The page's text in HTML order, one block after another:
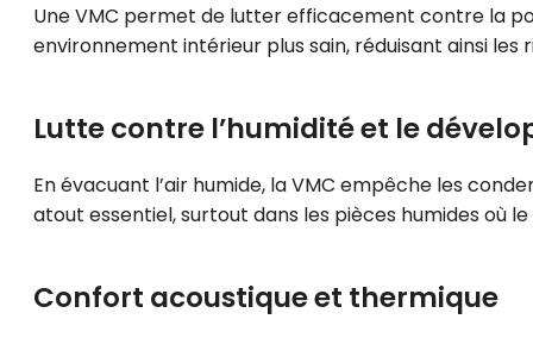
Une VMC permet de lutter efficacement contre la
environnement intérieur plus sain, réduisant ainsi les
Lutte contre l’humidité et le
En évacuant l’air humide, la VMC empêche les
atout essentiel, surtout dans les pièces humides où le
Confort acoustique et thermique